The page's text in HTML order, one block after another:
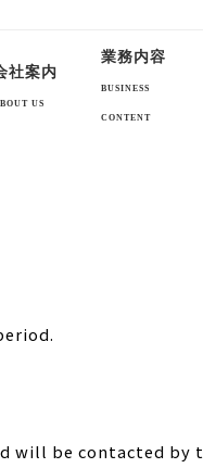
社案内
US
業務内容
BUSINESS
CONTENT
will be contacted